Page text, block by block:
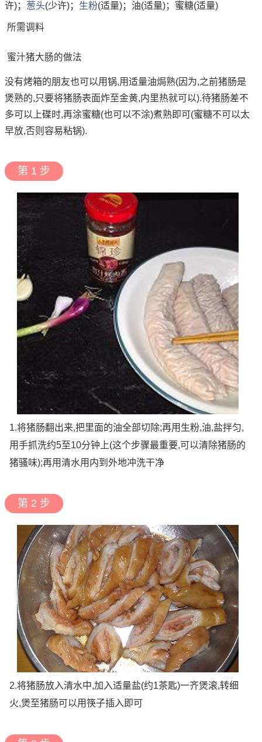
许)； 葱头(少许)； 生粉(适量)；油(适量)；蜜糖(适量)
所需调料
蜜汁猪大肠的做法
没有烤箱的朋友也可以用锅,用适量油焗熟(因为,之前猪肠是
煲熟的,只要将猪肠表面炸至金黄,内里热就可以).待猪肠差不
多可以上碟时,再涂蜜糖(也可以不涂)煮熟即可(蜜糖不可以太
早放,否则容易粘锅).
第 1 步
1.将猪肠翻出来,把里面的油全部切除;再用生粉,油,盐拌匀,
用手抓洗约5至10分钟上(这个步骤最重要,可以清除猪肠的
猪骚味);再用清水用内到外地冲洗干净
第 2 步
2.将猪肠放入清水中,加入适量盐(约1茶匙)一齐煲滚,转细
火,煲至猪肠可以用筷子插入即可